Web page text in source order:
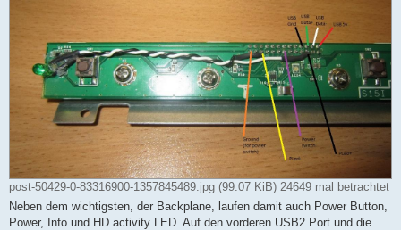
post-50429-0-83316900-1357845489.jpg (99.07 KiB) 24649 mal betrachtet
Neben dem wichtigsten, der Backplane, laufen damit auch Power Button,
Power, Info und HD activity LED. Auf den vorderen USB2 Port und die